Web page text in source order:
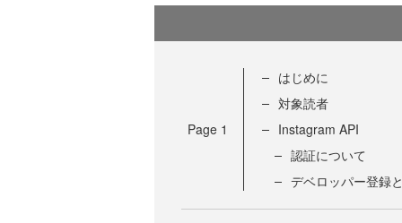
Page 1
はじめに
対象読者
Instagram API
認証について
デベロッパー登録